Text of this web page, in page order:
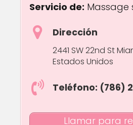
Servicio de: Massage
Dirección
2441 SW 22nd St
Estados Unidos
Teléfono: (786)
Llamar para